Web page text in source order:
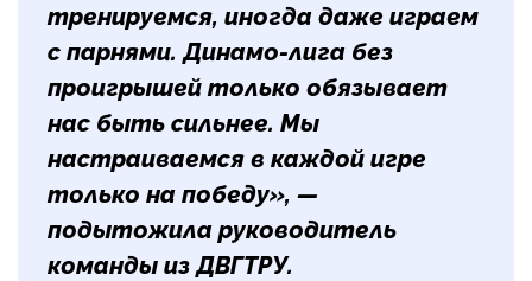
тренируемся, иногда даже играем
с парнями. Динамо-лига без
проигрышей только обязывает
нас быть сильнее. Мы
настраиваемся в каждой игре
только на победу», —
подытожила руководитель
команды из ДВГТРУ.